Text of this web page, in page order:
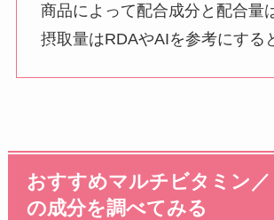
商品によって配合成分と配合量
摂取量はRDAやAIを参考にする
おすすめマルチビタミン
の成分を調べてみる